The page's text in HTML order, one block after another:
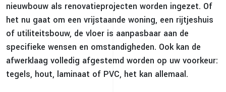
nieuwbouw als renovatieprojecten worden ingezet. Of
het nu gaat om een vrijstaande woning, een rijtjeshuis
of utiliteitsbouw, de vloer is aanpasbaar aan de
specifieke wensen en omstandigheden. Ook kan de
afwerklaag volledig afgestemd worden op uw voorkeur:
tegels, hout, laminaat of PVC, het kan allemaal.